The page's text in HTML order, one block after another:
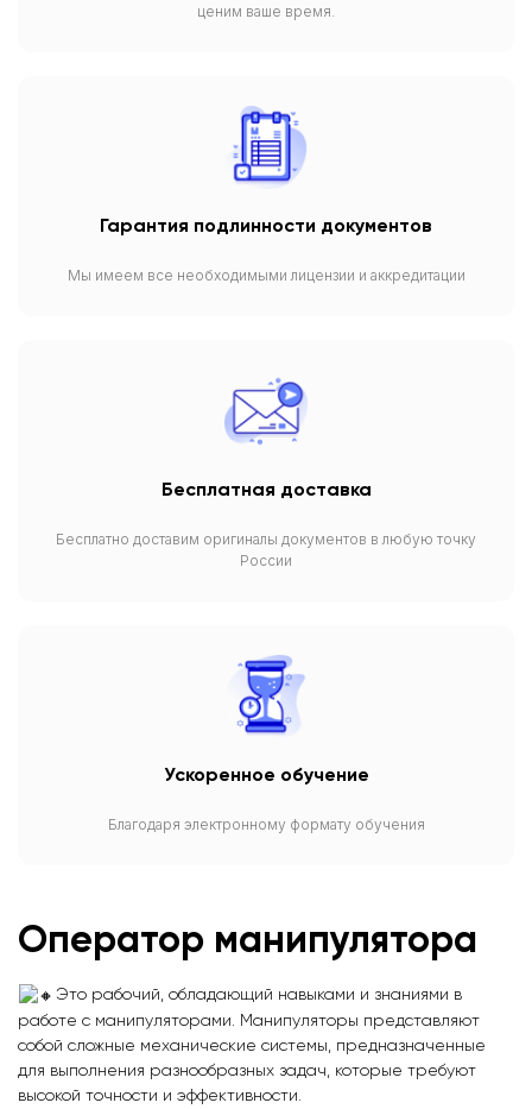
ценим ваше время.
Гарантия подлинности документов
Мы имеем все необходимыми лицензии и аккредитации
Бесплатная доставка
Бесплатно доставим оригиналы документов в любую точку
России
Ускоренное обучение
Благодаря электронному формату обучения
Оператор манипулятора
Это рабочий, обладающий навыками и знаниями в
работе с манипуляторами. Манипуляторы представляют
собой сложные механические системы, предназначенные
для выполнения разнообразных задач, которые требуют
высокой точности и эффективности.